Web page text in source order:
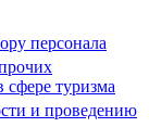
персонала
туризма
и проведению